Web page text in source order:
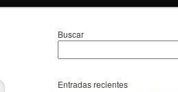
Buscar
Entradas recientes